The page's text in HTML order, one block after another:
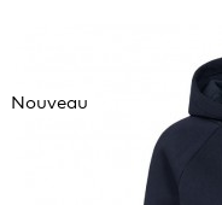
Nouveau